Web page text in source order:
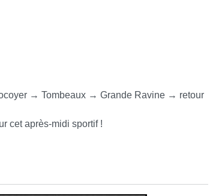
→ Tombeaux → Grande Ravine → retour
cet après-midi sportif !